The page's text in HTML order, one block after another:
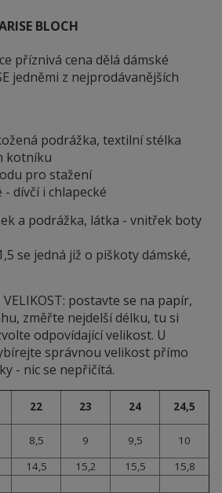
BLOCH
příznivá cena dělá dámské
jedněmi z nejprodávanějších
podrážka, textilní stélka
kotníku
pro stažení
dívčí i chlapecké
a podrážka, látka - vnitřek boty
se jedná již o piškoty dámské,
VELIKOST: postavte se na papír,
změřte nejdelší délku, tu si
odpovídající velikost. U
správnou velikost přímo
- nic se nepřičítá.
22 23 24
24,5
8,5 9 9,5
10
14,5 15,2 15,5 15,8